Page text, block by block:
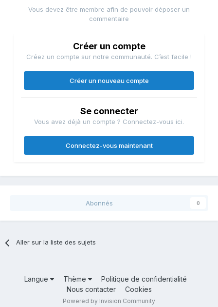
Vous devez être membre afin de pouvoir déposer un
commentaire
Créer un compte
Créez un compte sur notre communauté. C’est facile !
Créer un nouveau compte
Se connecter
Vous avez déjà un compte ? Connectez-vous ici.
Connectez-vous maintenant
Abonnés 0
Aller sur la liste des sujets
Langue Thème
Politique de confidentialité
Nous contacter
Cookies
Powered by Invision Community